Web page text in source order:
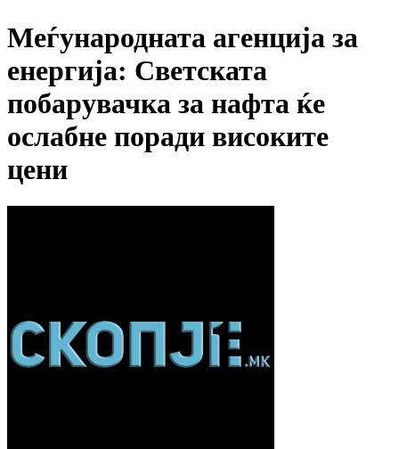
Меѓународната агенција за
енергија: Светската
побарувачка за нафта ќе
ослабне поради високите
цени